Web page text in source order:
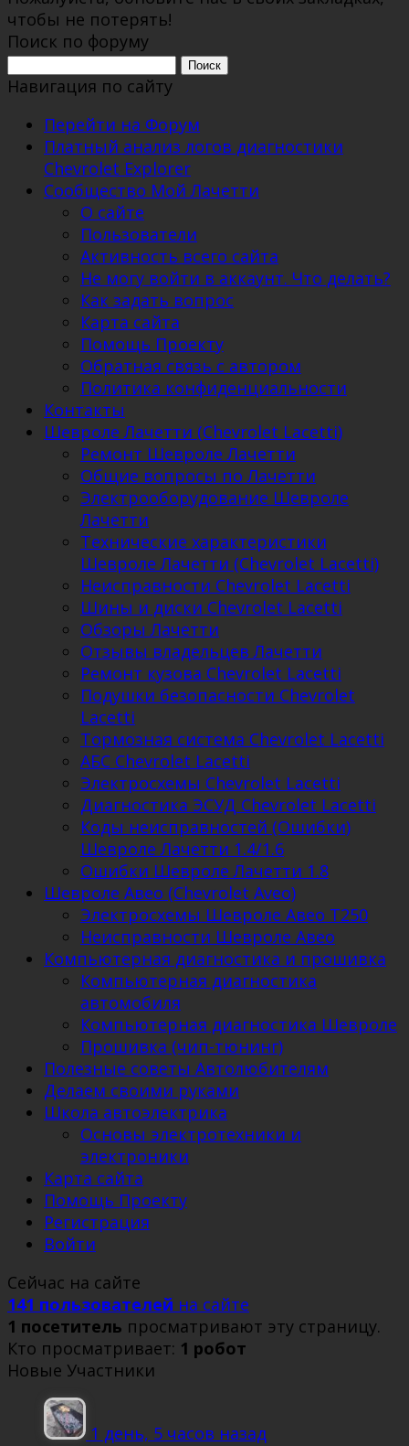
чтобы не потерять!
Поиск по форуму
Поиск:
Навигация по сайту
Перейти на Форум
Платный анализ логов диагностики
Chevrolet Explorer
Сообщество Мой Лачетти
О сайте
Пользователи
Активность всего сайта
Не могу войти в аккаунт. Что делать?
Как задать вопрос
Карта сайта
Помощь Проекту
Обратная связь с автором
Политика конфиденциальности
Контакты
Шевроле Лачетти (Chevrolet Lacetti)
Ремонт Шевроле Лачетти
Общие вопросы по Лачетти
Электрооборудование Шевроле
Лачетти
Технические характеристики
Шевроле Лачетти (Chevrolet Lacetti)
Неисправности Chevrolet Lacetti
Шины и диски Chevrolet Lacetti
Обзоры Лачетти
Отзывы владельцев Лачетти
Ремонт кузова Chevrolet Lacetti
Подушки безопасности Chevrolet
Lacetti
Тормозная система Chevrolet Lacetti
АБС Chevrolet Lacetti
Электросхемы Chevrolet Lacetti
Диагностика ЭСУД Chevrolet Lacetti
Коды неисправностей (Ошибки)
Шевроле Лачетти 1.4/1.6
Ошибки Шевроле Лачетти 1.8
Шевроле Авео (Chevrolet Aveo)
Электросхемы Шевроле Авео Т250
Неисправности Шевроле Авео
Компьютерная диагностика и прошивка
Компьютерная диагностика
автомобиля
Компьютерная диагностика Шевроле
Прошивка (чип-тюнинг)
Полезные советы Автолюбителям
Делаем своими руками
Школа автоэлектрика
Основы электротехники и
электроники
Карта сайта
Помощь Проекту
Регистрация
Войти
Сейчас на сайте
141 пользователей на сайте
1 посетитель просматривают эту страницу.
Кто просматривает: 1 робот
Новые Участники
1 день, 5 часов назад